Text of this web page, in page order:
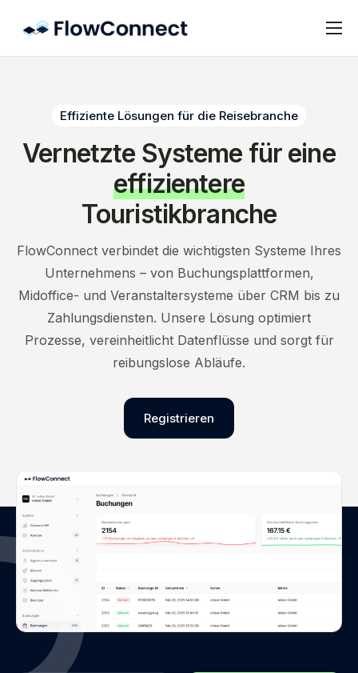
Preise
Kontakt
Impressum
Effiziente Lösungen für die Reisebranche
Vernetzte Systeme für eine
effizientere
Touristikbranche
FlowConnect verbindet die wichtigsten Systeme Ihres
Unternehmens – von Buchungsplattformen,
Midoffice- und Veranstaltersysteme über CRM bis zu
Zahlungsdiensten. Unsere Lösung optimiert
Prozesse, vereinheitlicht Datenflüsse und sorgt für
reibungslose Abläufe.
Registrieren